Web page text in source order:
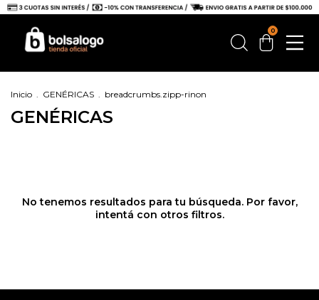
0
Inicio . GENÉRICAS . breadcrumbs.zipp-rinon
GENÉRICAS
No tenemos resultados para tu búsqueda. Por favor,
intentá con otros filtros.